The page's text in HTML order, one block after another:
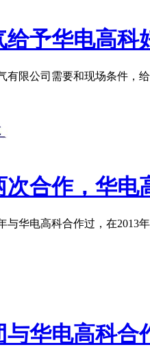
给予华电高科
有限公司需要和现场条件，
合作，华电
与华电高科合作过，在2013
与华电高科合